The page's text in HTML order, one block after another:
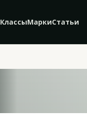
КлассыМаркиСтатьи